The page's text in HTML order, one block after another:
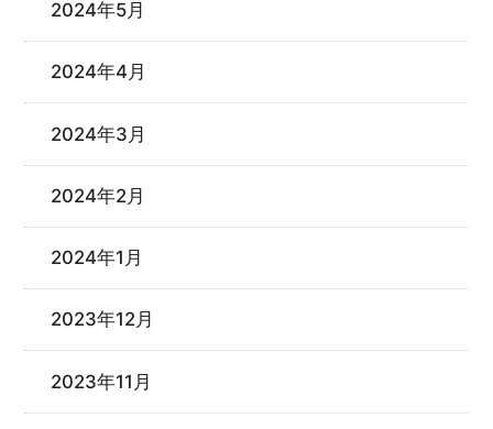
2024年5月
2024年4月
2024年3月
2024年2月
2024年1月
2023年12月
2023年11月